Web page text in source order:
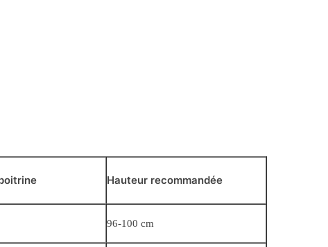
Hauteur recommandée
96-100 cm